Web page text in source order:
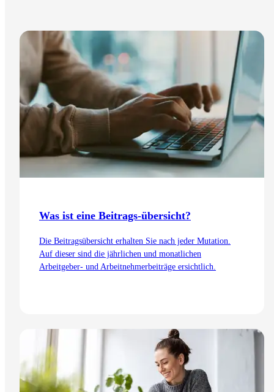
Was ist eine Beitrags-übersicht?
Die Beitragsübersicht erhalten Sie nach jeder Mutation.
Auf dieser sind die jährlichen und monatlichen
Arbeitgeber- und Arbeitnehmerbeiträge ersichtlich.
Zum Artikel